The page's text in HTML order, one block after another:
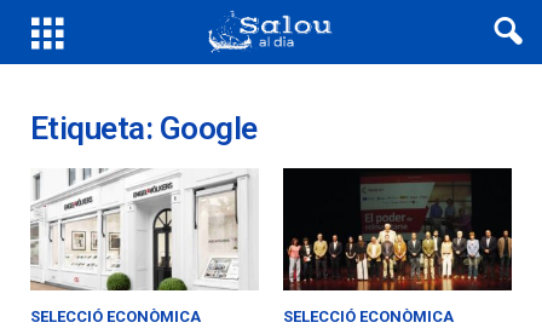
Etiqueta: Google
SELECCIÓ ECONÒMICA SELECCIÓ ECONÒMICA